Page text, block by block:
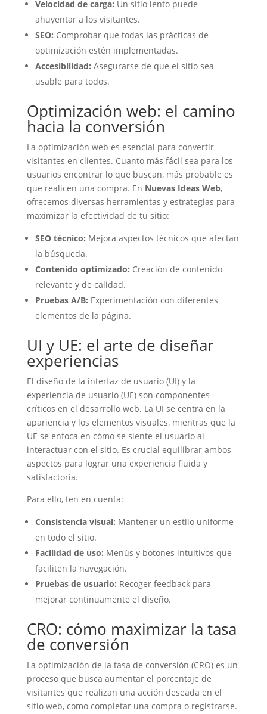
Velocidad de carga: Un sitio lento puede
ahuyentar a los visitantes.
SEO: Comprobar que todas las prácticas de
optimización estén implementadas.
Accesibilidad: Asegurarse de que el sitio sea
usable para todos.
Optimización web: el camino
hacia la conversión
La optimización web es esencial para convertir
visitantes en clientes. Cuanto más fácil sea para los
usuarios encontrar lo que buscan, más probable es
que realicen una compra. En Nuevas Ideas Web,
ofrecemos diversas herramientas y estrategias para
maximizar la efectividad de tu sitio:
SEO técnico: Mejora aspectos técnicos que afectan
la búsqueda.
Contenido optimizado: Creación de contenido
relevante y de calidad.
Pruebas A/B: Experimentación con diferentes
elementos de la página.
UI y UE: el arte de diseñar
experiencias
El diseño de la interfaz de usuario (UI) y la
experiencia de usuario (UE) son componentes
críticos en el desarrollo web. La UI se centra en la
apariencia y los elementos visuales, mientras que la
UE se enfoca en cómo se siente el usuario al
interactuar con el sitio. Es crucial equilibrar ambos
aspectos para lograr una experiencia fluida y
satisfactoria.
Para ello, ten en cuenta:
Consistencia visual: Mantener un estilo uniforme
en todo el sitio.
Facilidad de uso: Menús y botones intuitivos que
faciliten la navegación.
Pruebas de usuario: Recoger feedback para
mejorar continuamente el diseño.
CRO: cómo maximizar la tasa
de conversión
La optimización de la tasa de conversión (CRO) es un
proceso que busca aumentar el porcentaje de
visitantes que realizan una acción deseada en el
sitio web, como completar una compra o registrarse.